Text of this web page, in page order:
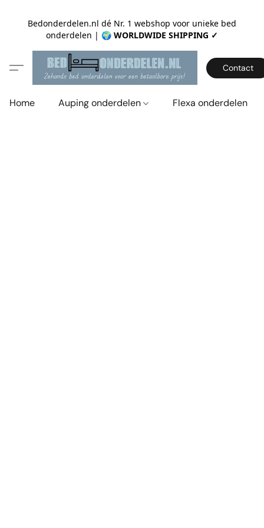
Bedonderdelen.nl dé Nr. 1 webshop voor unieke bed
onderdelen | 🌍 WORLDWIDE SHIPPING ✓
Contact
Home Auping onderdelen Flexa onderdelen